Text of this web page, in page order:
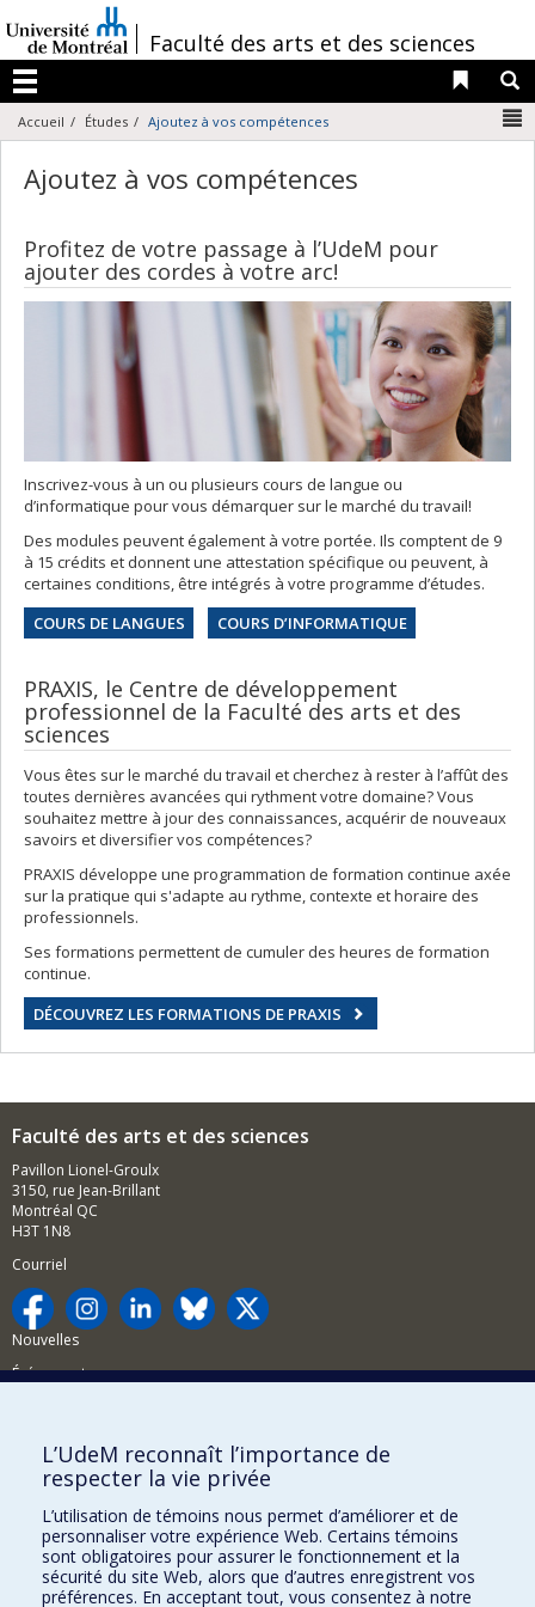
au
contenu
/Faculté des arts et des sciences
Menu
Liens
Accueil Études Ajoutez à vos compétences
Ajoutez à vos compétences
Profitez de votre passage à l’UdeM pour
ajouter des cordes à votre arc!
Inscrivez-vous à un ou plusieurs cours de langue ou
d’informatique pour vous démarquer sur le marché du travail!
Des modules peuvent également à votre portée. Ils comptent de 9
à 15 crédits et donnent une attestation spécifique ou peuvent, à
certaines conditions, être intégrés à votre programme d’études.
COURS DE LANGUES
COURS D’INFORMATIQUE
PRAXIS, le Centre de développement
professionnel de la Faculté des arts et des
sciences
Vous êtes sur le marché du travail et cherchez à rester à l’affût des
toutes dernières avancées qui rythment votre domaine? Vous
souhaitez mettre à jour des connaissances, acquérir de nouveaux
savoirs et diversifier vos compétences?
PRAXIS développe une programmation de formation continue axée
sur la pratique qui s'adapte au rythme, contexte et horaire des
professionnels.
Ses formations permettent de cumuler des heures de formation
continue.
DÉCOUVREZ LES FORMATIONS DE PRAXIS
Faculté des arts et des sciences
Pavillon Lionel-Groulx
3150, rue Jean-Brillant
Montréal QC
H3T 1N8
Courriel
Nouvelles
Événements
BESOIN D'AIDE?
Plan du site
Signaler une erreur
Accessibilité
FACULTÉ DES ARTS ET DES SCIENCES
L’UdeM reconnaît l’importance de
respecter la vie privée
L’utilisation de témoins nous permet d’améliorer et de
personnaliser votre expérience Web. Certains témoins
sont obligatoires pour assurer le fonctionnement et la
sécurité du site Web, alors que d’autres enregistrent vos
préférences. En acceptant tout, vous consentez à notre